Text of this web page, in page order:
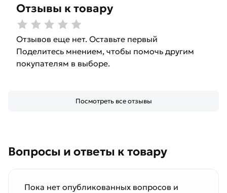
Отзывы к товару
Отзывов еще нет. Оставьте первый
Поделитесь мнением, чтобы помочь другим
покупателям в выборе.
Посмотреть все отзывы
Вопросы и ответы к товару
Пока нет опубликованных вопросов и